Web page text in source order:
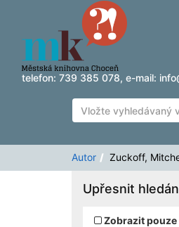
Zobrazuji výsledky1 - 1z1
Přeskočit na obsah
telefon: 739 385 078, e-mail:
Autor Zuckoff,
Upřesnit
Zobrazit